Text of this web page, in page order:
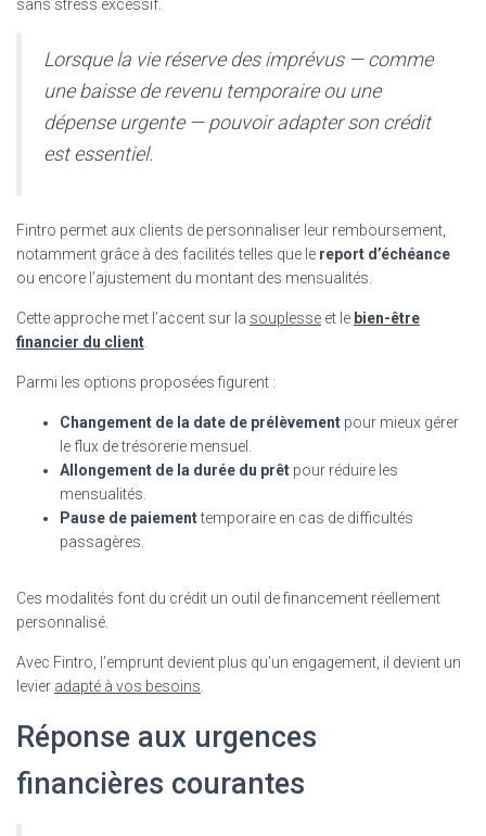
sans stress excessif.
Lorsque la vie réserve des imprévus — comme
une baisse de revenu temporaire ou une
dépense urgente — pouvoir adapter son crédit
est essentiel.
Fintro permet aux clients de personnaliser leur remboursement,
notamment grâce à des facilités telles que le report d’échéance
ou encore l’ajustement du montant des mensualités.
Cette approche met l’accent sur la souplesse et le bien-être
financier du client
Parmi les options proposées figurent :
Changement de la date de prélèvement pour mieux gérer
le flux de trésorerie mensuel.
Allongement de la durée du prêt pour réduire les
mensualités.
Pause de paiementtemporaire en cas de difficultés
passagères.
Ces modalités font du crédit un outil de financement réellement
personnalisé.
Avec Fintro, l’emprunt devient plus qu’un engagement, il devient un
levier adapté à vos besoins
Réponse aux urgences
financières courantes